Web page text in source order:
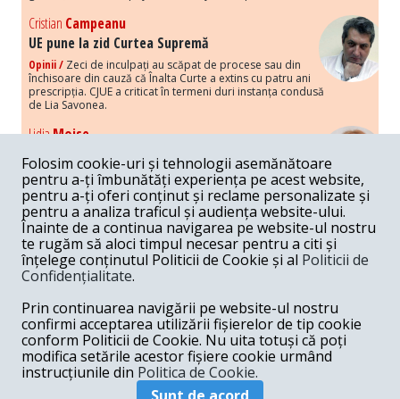
Cristian Campeanu
UE pune la zid Curtea Supremă
Opinii / Zeci de inculpați au scăpat de procese sau din
închisoare din cauză că Înalta Curte a extins cu patru ani
prescripția. CJUE a criticat în termeni duri instanța condusă
de Lia Savonea.
LidiaMoise
Costurile economice ale haosului politic
Opinii / Economia nu poate rezista cu retorica falsă a
susținerii intereselor poporului, care, de fapt, ascunde
obsesia menținerii privilegiilor și a averilor unor caste.
Melania Cincea
Noi puseuri de xenofobie din partea românilor
„neaoși”
Periodic, în spațiul public sunt voci care lansează
mesaje xenofobe la adresa câte unui politician care deranjează un
anumit grup politico-mediatic, într-un anumit moment.
ArmandGosu
Unirea cu Moldova: modele istorice
Unirea cu Moldova depinde de intensitatea
Folosim cookie-uri și tehnologii asemănătoare
pentru a-ți îmbunătăți experiența pe acest website,
pentru a-ți oferi conținut și reclame personalizate și
pentru a analiza traficul și audiența website-ului.
Înainte de a continua navigarea pe website-ul nostru
te rugăm să aloci timpul necesar pentru a citi și
înțelege conținutul Politicii de Cookie și al Politicii de
Confidențialitate.
Prin continuarea navigării pe website-ul nostru
confirmi acceptarea utilizării fișierelor de tip cookie
conform Politicii de Cookie. Nu uita totuși că poți
modifica setările acestor fișiere cookie urmând
instrucțiunile din Politica de Cookie.